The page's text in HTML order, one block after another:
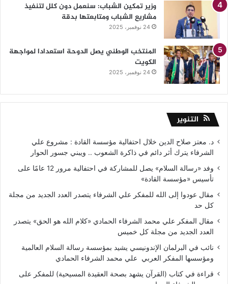
وزير تمكين الشباب: سنعمل دون كلل لتنفيذ
مشاريع الشباب ومتابعتها بدقة
24 نوفمبر، 2025
المنتخب الوطني يصل الدوحة استعدادا لمواجهة
الكويت
24 نوفمبر، 2025
التنوير
د. معتز صلاح الدين خلال احتفالية مؤسسة القادة : مشروع علي
الشرفاء يترك أثر دائم في ذاكرة الشعوب .. ويبني جسور الحوار
وفد «رسالة السلام» يصل للمشاركة في احتفالية مرور 12 عامًا على
تأسيس «مؤسسة القادة»
مقال عودوا إلى الله للمفكر علي الشرفاء يتصدر العدد الجديد من مجلة
كل حد
مقال المفكر علي محمد الشرفاء الحمادي «كلام الله هو الحق» يتصدر
العدد الجديد من مجلة كل خميس
نائب في البرلمان الإندونيسي يشيد بمؤسسة رسالة السلام العالمية
ومؤسسها المفكر العربي علي محمد الشرفاء الحمادي
قراءة في كتاب (القرآن يشهد بصحة العقيدة المسيحية) للمفكر على